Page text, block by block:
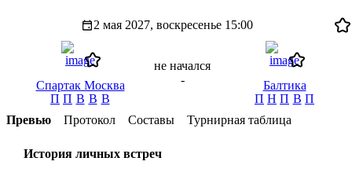
2 мая 2027, воскресенье 15:00
Спартак Москва
П П В В В
не начался
-
Балтика
П Н П В П
Превью
Протокол Составы Турнирная таблица
История личных встреч